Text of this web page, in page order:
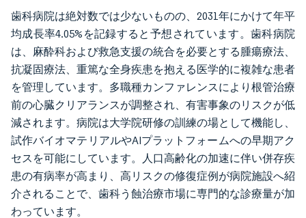
歯科病院は絶対数では少ないものの、2031年にかけて年平
均成長率4.05%を記録すると予想されています。歯科病院
は、麻酔科および救急支援の統合を必要とする腫瘍療法、
抗凝固療法、重篤な全身疾患を抱える医学的に複雑な患者
を管理しています。多職種カンファレンスにより根管治療
前の心臓クリアランスが調整され、有害事象のリスクが低
減されます。病院は大学院研修の訓練の場として機能し、
試作バイオマテリアルやAIプラットフォームへの早期アク
セスを可能にしています。人口高齢化の加速に伴い併存疾
患の有病率が高まり、高リスクの修復症例が病院施設へ紹
介されることで、歯科う蝕治療市場に専門的な診療量が加
わっています。